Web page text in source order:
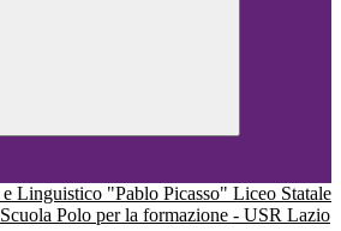
Liceo Statale
Scuola Polo per la formazione - USR Lazio